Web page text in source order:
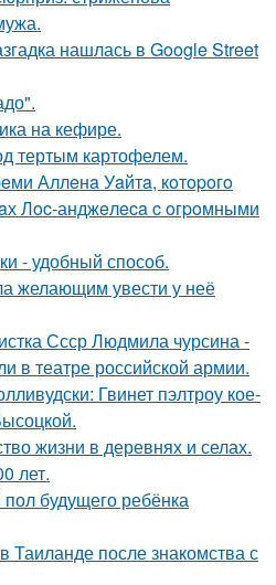
нашлась в Google Street
на кефире.
тертым картофелем.
Аллeнa Уaйтa, кoтopoгo
Лoc-анджeлeca c oгpoмными
- удобный способ.
желающим увести у неё
Ссср Людмила чурсина -
в театре российской армии.
Гвинет пэлтроу кое-
жизни в деревнях и селах.
лет.
будущего ребёнка
Таиланде после знакомства с